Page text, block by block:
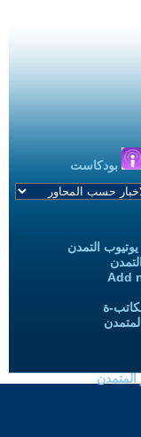
بودكاست
التمدن
Add
ة
المتمدن